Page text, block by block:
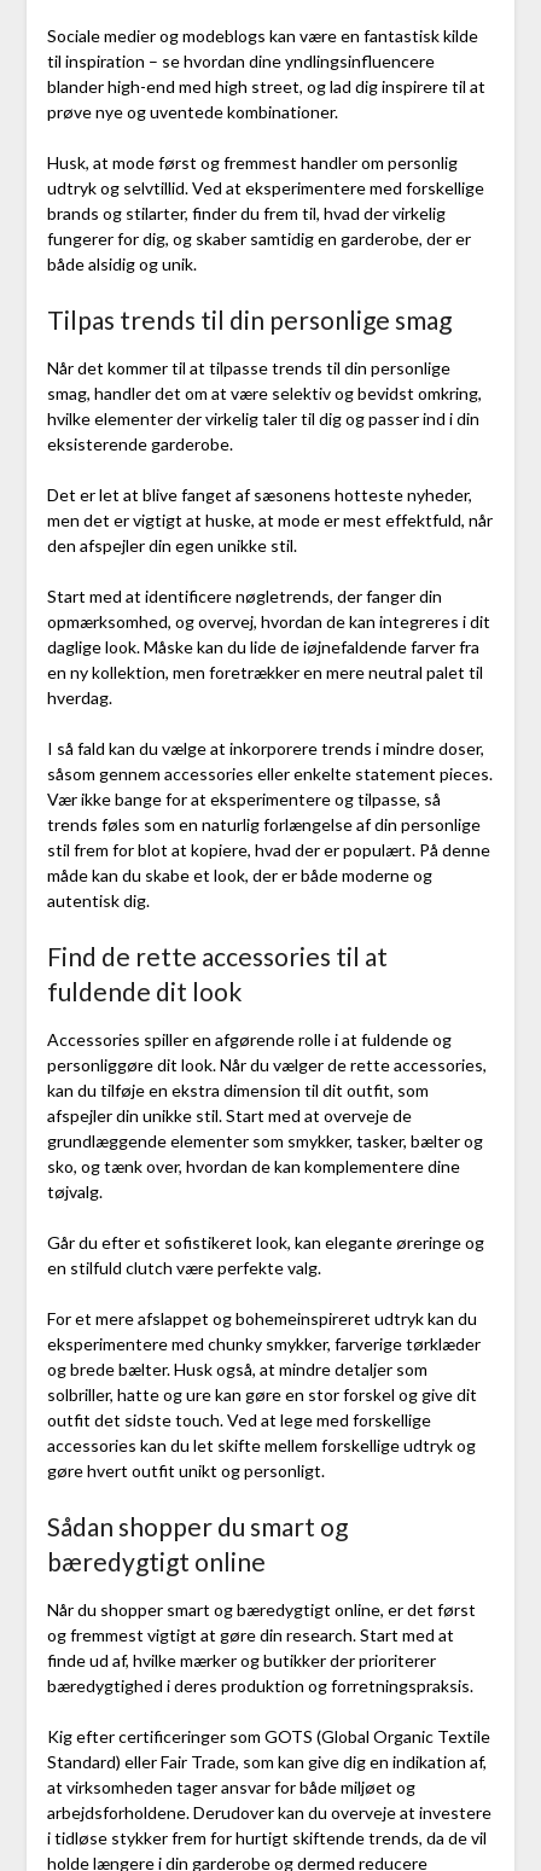
Sociale medier og modeblogs kan være en fantastisk kilde
til inspiration – se hvordan dine yndlingsinfluencere
blander high-end med high street, og lad dig inspirere til at
prøve nye og uventede kombinationer.
Husk, at mode først og fremmest handler om personlig
udtryk og selvtillid. Ved at eksperimentere med forskellige
brands og stilarter, finder du frem til, hvad der virkelig
fungerer for dig, og skaber samtidig en garderobe, der er
både alsidig og unik.
Tilpas trends til din personlige smag
Når det kommer til at tilpasse trends til din personlige
smag, handler det om at være selektiv og bevidst omkring,
hvilke elementer der virkelig taler til dig og passer ind i din
eksisterende garderobe.
Det er let at blive fanget af sæsonens hotteste nyheder,
men det er vigtigt at huske, at mode er mest effektfuld, når
den afspejler din egen unikke stil.
Start med at identificere nøgletrends, der fanger din
opmærksomhed, og overvej, hvordan de kan integreres i dit
daglige look. Måske kan du lide de iøjnefaldende farver fra
en ny kollektion, men foretrækker en mere neutral palet til
hverdag.
I så fald kan du vælge at inkorporere trends i mindre doser,
såsom gennem accessories eller enkelte statement pieces.
Vær ikke bange for at eksperimentere og tilpasse, så
trends føles som en naturlig forlængelse af din personlige
stil frem for blot at kopiere, hvad der er populært. På denne
måde kan du skabe et look, der er både moderne og
autentisk dig.
Find de rette accessories til at
fuldende dit look
Accessories spiller en afgørende rolle i at fuldende og
personliggøre dit look. Når du vælger de rette accessories,
kan du tilføje en ekstra dimension til dit outfit, som
afspejler din unikke stil. Start med at overveje de
grundlæggende elementer som smykker, tasker, bælter og
sko, og tænk over, hvordan de kan komplementere dine
tøjvalg.
Går du efter et sofistikeret look, kan elegante øreringe og
en stilfuld clutch være perfekte valg.
For et mere afslappet og bohemeinspireret udtryk kan du
eksperimentere med chunky smykker, farverige tørklæder
og brede bælter. Husk også, at mindre detaljer som
solbriller, hatte og ure kan gøre en stor forskel og give dit
outfit det sidste touch. Ved at lege med forskellige
accessories kan du let skifte mellem forskellige udtryk og
gøre hvert outfit unikt og personligt.
Sådan shopper du smart og
bæredygtigt online
Når du shopper smart og bæredygtigt online, er det først
og fremmest vigtigt at gøre din research. Start med at
finde ud af, hvilke mærker og butikker der prioriterer
bæredygtighed i deres produktion og forretningspraksis.
Kig efter certificeringer som GOTS (Global Organic Textile
Standard) eller Fair Trade, som kan give dig en indikation af,
at virksomheden tager ansvar for både miljøet og
arbejdsforholdene. Derudover kan du overveje at investere
i tidløse stykker frem for hurtigt skiftende trends, da de vil
holde længere i din garderobe og dermed reducere